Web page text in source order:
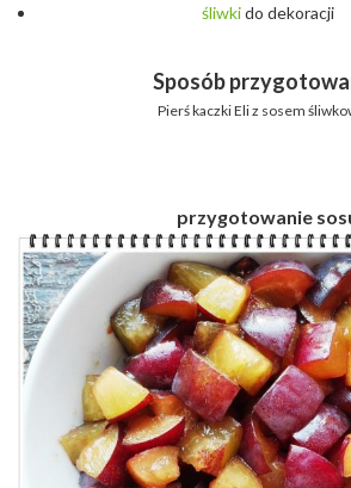
śliwkido dekoracji
Sposób
Pierś kaczki Eli z sosem
przygotowanie